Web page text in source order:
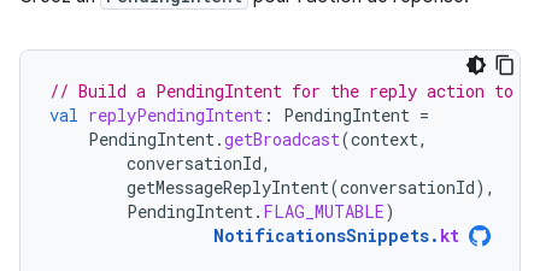
// Build a PendingIntent for the reply action to
val replyPendingIntent : PendingIntent =
PendingIntent .getBroadcast(context,
conversationId,
getMessageReplyIntent(conversationId),
PendingIntent . FLAG_MUTABLE)
NotificationsSnippets. kt